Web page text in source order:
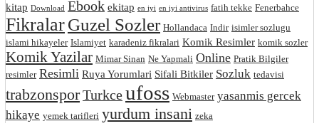
kitap Download Ebook ekitap en iyi en iyi antivirus fatih tekke Fenerbahce
FikralarGuzel Sozler Hollandaca Indir isimler sozlugu
islami hikayeler Islamiyet karadeniz fikralari Komik Resimler komik sozler
Komik Yazilar Mimar Sinan Ne Yapmali Online Pratik Bilgiler
resimler Resimli Ruya Yorumlari Sifali Bitkiler Sozluk tedavisi
trabzonsporTurkceufoss Webmaster yasanmis gercek
hikaye yemek tarifleri yurdum insani zeka